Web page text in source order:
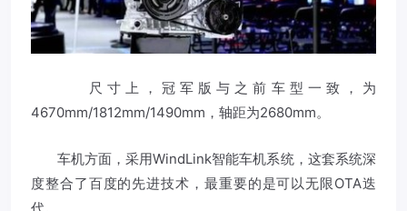
尺寸上，冠军版与之前车型一致，为
4670mm/1812mm/1490mm，轴距为2680mm。
车机方面，采用WindLink智能车机系统，这套系统深
度整合了百度的先进技术，最重要的是可以无限OTA迭
代。